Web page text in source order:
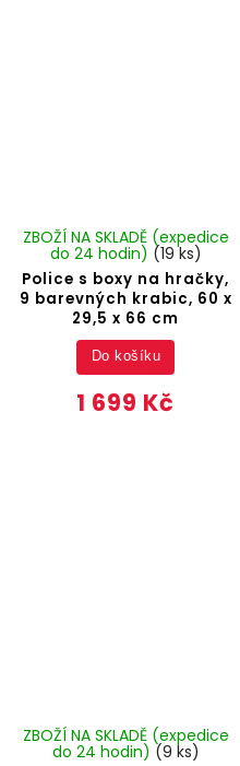
Police s boxy na hračky,
9 barevných krabic, 60 x
29,5 x 66 cm
ZBOŽÍ NA SKLADĚ (expedice
do 24 hodin) (19 ks)
1 699 Kč
Do košíku
ZBOŽÍ NA SKLADĚ (expedice
do 24 hodin) (9 ks)